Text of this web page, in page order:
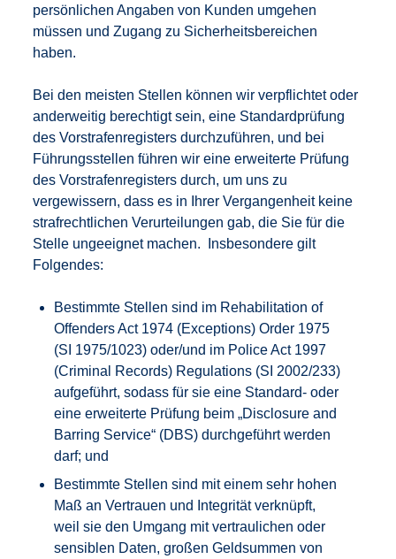
persönlichen Angaben von Kunden umgehen
müssen und Zugang zu Sicherheitsbereichen
haben.
Bei den meisten Stellen können wir verpflichtet oder
anderweitig berechtigt sein, eine Standardprüfung
des Vorstrafenregisters durchzuführen, und bei
Führungsstellen führen wir eine erweiterte Prüfung
des Vorstrafenregisters durch, um uns zu
vergewissern, dass es in Ihrer Vergangenheit keine
strafrechtlichen Verurteilungen gab, die Sie für die
Stelle ungeeignet machen. Insbesondere gilt
Folgendes:
Bestimmte Stellen sind im Rehabilitation of
Offenders Act 1974 (Exceptions) Order 1975
(SI 1975/1023) oder/und im Police Act 1997
(Criminal Records) Regulations (SI 2002/233)
aufgeführt, sodass für sie eine Standard- oder
eine erweiterte Prüfung beim „Disclosure and
Barring Service“ (DBS) durchgeführt werden
darf; und
Bestimmte Stellen sind mit einem sehr hohen
Maß an Vertrauen und Integrität verknüpft,
weil sie den Umgang mit vertraulichen oder
sensiblen Daten, großen Geldsummen von